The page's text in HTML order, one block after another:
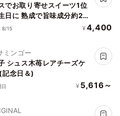
でお取り寄せスイーツ1位
日に 熟成で旨味成分約2
フリーの「熟成バスクチー
8/15 ¥ 4,400
ミンゴー
シュス木苺レアチーズケ
念日＆)
日 ¥ 5,616～